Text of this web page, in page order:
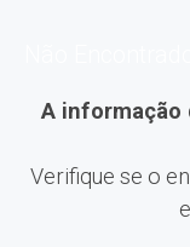
A informação
Verifique se o